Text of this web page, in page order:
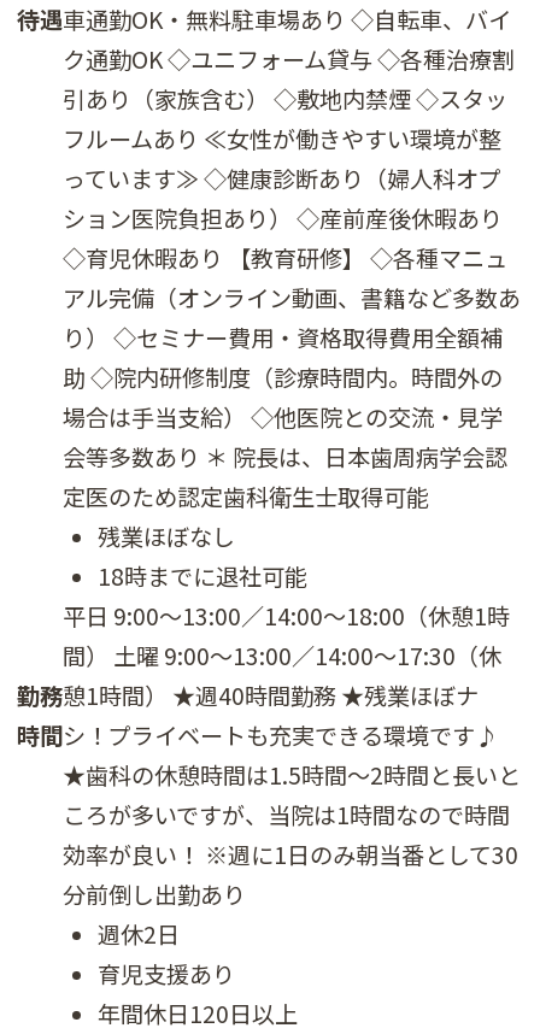
待遇車通勤OK・無料駐車場あり ◇自転車、バイ
ク通勤OK ◇ユニフォーム貸与 ◇各種治療割
引あり（家族含む） ◇敷地内禁煙 ◇スタッ
フルームあり ≪女性が働きやすい環境が整
っています≫ ◇健康診断あり（婦人科オプ
ション医院負担あり） ◇産前産後休暇あり
◇育児休暇あり 【教育研修】 ◇各種マニュ
アル完備（オンライン動画、書籍など多数あ
り） ◇セミナー費用・資格取得費用全額補
助 ◇院内研修制度（診療時間内。時間外の
場合は手当支給） ◇他医院との交流・見学
会等多数あり ＊ 院長は、日本歯周病学会認
定医のため認定歯科衛生士取得可能
勤務
時間
残業ほぼなし
18時までに退社可能
平日 9:00～13:00／14:00～18:00（休憩1時
間） 土曜 9:00～13:00／14:00～17:30（休
憩1時間） ★週40時間勤務 ★残業ほぼナ
シ！プライベートも充実できる環境です♪
★歯科の休憩時間は1.5時間～2時間と長いと
ころが多いですが、当院は1時間なので時間
効率が良い！ ※週に1日のみ朝当番として30
分前倒し出勤あり
週休2日
育児支援あり
年間休日120日以上